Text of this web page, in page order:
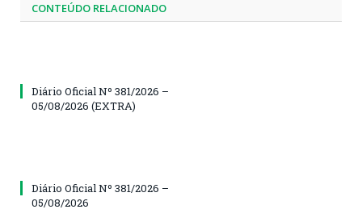
CONTEÚDO RELACIONADO
Diário Oficial Nº 381/2026 –
05/08/2026 (EXTRA)
Diário Oficial Nº 381/2026 –
05/08/2026